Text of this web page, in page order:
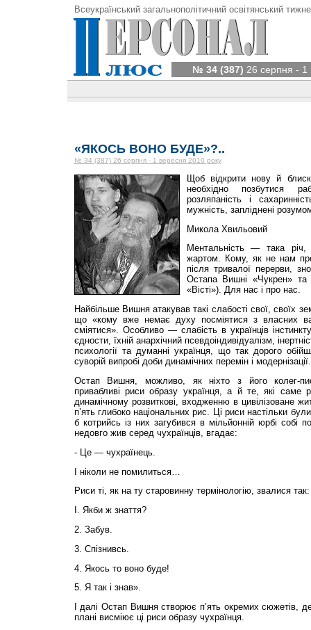
Всеукраїнський загальнополітичний освітянський
№ 34 (387) 26 серпня - 1
«ЯКОСЬ ВОНО БУДЕ»?..
№ 34 (387) 26 серпня - 1 вересня 2010 року
Щоб відкрити нову й
необхідно позбутися
розляпаність і
мужність, запліднені
Микола Хвильовий
Ментальність — така
жартом. Кому, як не нам
після тривалої перерви,
Остапа Вишні «Чукрен» та
«Вісті»). Для нас і про нас.
Найбільше Вишня атакував такі слабості свої, своїх
що «кому вже немає духу посміятися з власних
сміятися». Особливо — слабість в українців
єдности, їхній анархічний псевдоіндивідуалізм,
психології та думанні українця, що так дорого
суворій випробі доби динамічних перемін і модернізації.
Остап Вишня, можливо, як ніхто з його колег-
привабливі риси образу українця, а й те, які саме
динамічному розвиткові, входженню в цивілізоване
п’ять глибоко національних рис. Ці риси настільки
б котрийсь із них загубився в мільйонній юрбі собі
недовго жив серед чухраїнців, вгадає:
- Це — чухраїнець.
І ніколи не помилиться…
Риси ті, як на ту старовинну термінологію, звалися так:
І. Якби ж знаття?
2. Забув.
3. Спізнивсь.
4. Якось то воно буде!
5. Я так і знав».
І далі Остап Вишня створює п’ять окремих сюжетів,
плані висміює ці риси образу чухраїнця.